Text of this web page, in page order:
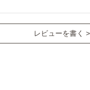
レビューを書く >